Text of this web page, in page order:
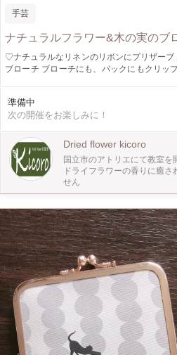
手芸
ナチュラルフラワー&木の実のブ
♡ナチュラルなリネンのリボンにプリザー
ブローチ ブローチにも、バックにもクリッ
お選びいただきアレンジします。 帽子につ
ローチをご一緒につくりませんか？ プレゼントにもおすすめです。 ラッピング
準備中
次の開催をお楽しみに！
Dried flower kicoro
国立市のアトリエにて教室を
ドライフラワーの香りに癒
せん